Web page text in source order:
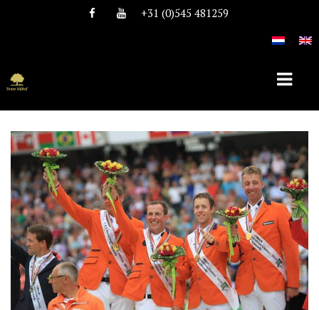
+31 (0)545 481259
HOME
OVER TEAM NIJHOF
HISTORIE
TEAM
VACATURES
DEKHENGSTEN